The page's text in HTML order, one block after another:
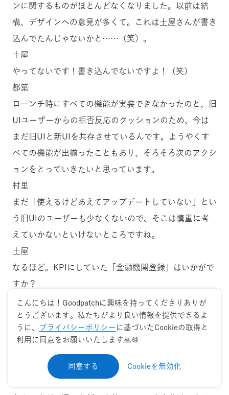
ンに関するものがほとんどなくなりました。以前は結
構、デザインへの意見が多くて。これは土屋さんが書き
込んでたんじゃないかと……（笑）。
土屋
やってないです！書き込んでないですよ！（笑）
都築
ローンチ時にすべての機能が実装できなかったのと、旧
UIユーザーからの拒否反応のクッションのため、今は
まだ旧UIと新UIを共存させているんです。ようやくす
べての機能が出揃ったこともあり、そろそろ次のアクシ
ョンをとっていきたいと思っています。
村里
まだ「使えるけどあえてアップデートしていない」とい
う旧UIのユーザーも少なくないので、そこは慎重に考
えていかないといけないところですね。
土屋
なるほど。KPIにしていた「金融機関登録」はいかがで
すか？
都築
現状、プラス11％にものぼります。
土屋
こんにちは！Goodpatchに興味を持ってくださりありが
とうございます。私たちがより良い情報を提供できるよ
うに、
プライバシーポリシー に基づいたCookieの取得と
利用に同意をお願いいたします🙏🍪
同意する Cookieを無効化